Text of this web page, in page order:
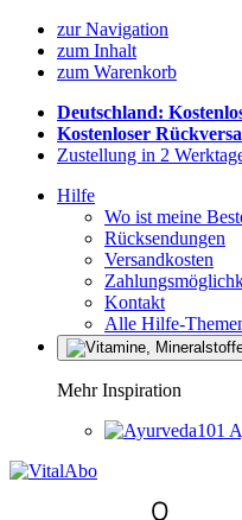
zur Navigation
zum Inhalt
zum Warenkorb
Deutschland:
Kostenloser
Zustellung in 2
Hilfe
Wo ist meine
Rücksendungen
Versandkosten
Kontakt
Alle Hilfe-
Mehr Inspiration